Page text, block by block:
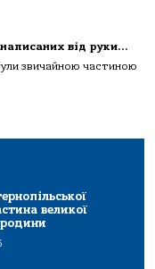
від руки…
звичайною частиною
великої
родини